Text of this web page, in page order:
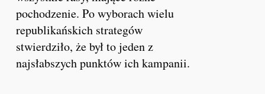
pochodzenie. Po wyborach wielu
republikańskich strategów
stwierdziło, że był to jeden z
najsłabszych punktów ich kampanii.